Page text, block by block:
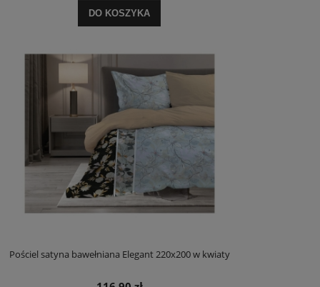
DO KOSZYKA
Pościel satyna bawełniana Elegant 220x200 w kwiaty